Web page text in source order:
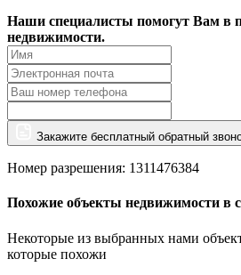
Наши специалисты помогут Вам в
недвижимости.
Закажите бесплатный обратный
Номер разрешения: 1311476384
Похожие объекты недвижимости в
Некоторые из выбранных нами
которые похожи